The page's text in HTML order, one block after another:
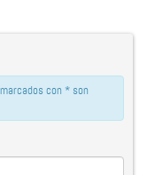
con * son